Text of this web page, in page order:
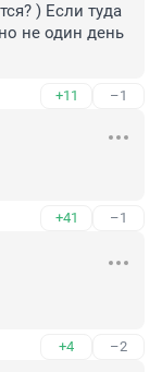
) Если туда
не один день
+11 –1
+41 –1
+4 –2